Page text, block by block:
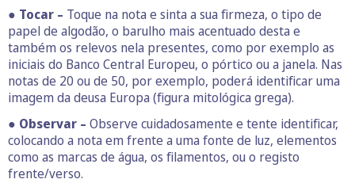
● Tocar – Toque na nota e sinta a sua firmeza, o tipo de
papel de algodão, o barulho mais acentuado desta e
também os relevos nela presentes, como por exemplo as
iniciais do Banco Central Europeu, o pórtico ou a janela. Nas
notas de 20 ou de 50, por exemplo, poderá identificar uma
imagem da deusa Europa (figura mitológica grega).
● Observar – Observe cuidadosamente e tente identificar,
colocando a nota em frente a uma fonte de luz, elementos
como as marcas de água, os filamentos, ou o registo
frente/verso.